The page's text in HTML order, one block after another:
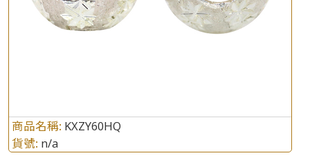
商品名稱: KXZY60HQ
貨號: n/a